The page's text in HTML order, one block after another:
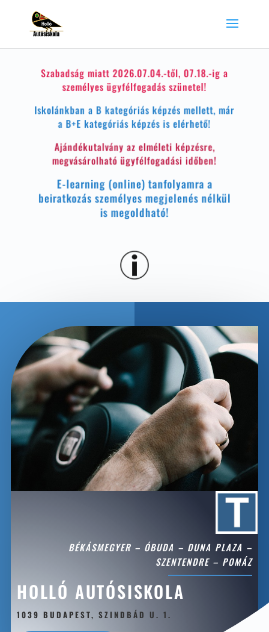
Szabadság miatt 2026.07.04.-től, 07.18.-ig a
Iskolánkban a B kategóriás képzés mellett, már
a B+E kategóriás képzés is elérhető!
Ajándékutalvány az elméleti képzésre,
megvásárolható ügyfélfogadási időben!
E-learning (online) tanfolyamra a
beiratkozás személyes megjelenés nélkül
is megoldható!
BÉKÁSMEGYER – ÓBUDA – DUNA PLAZA –
SZENTENDRE – POMÁZ
HOLLÓ AUTÓSISKOLA
1039 BUDAPEST, SZINDBÁD U. 1.